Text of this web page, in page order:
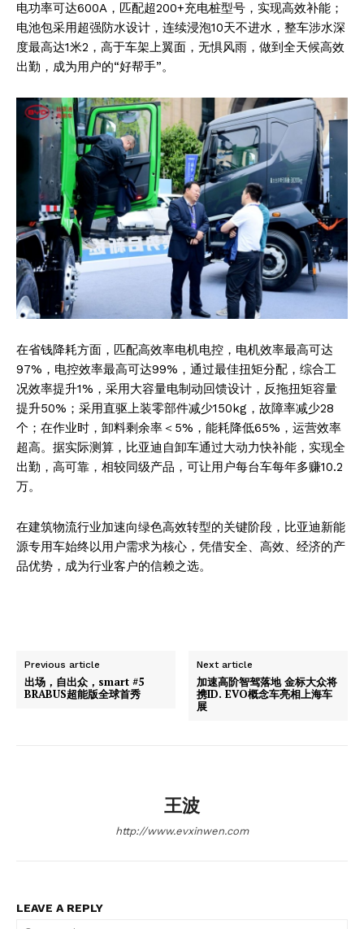
News Week
Magazine PRO
电功率可达600A，匹配超200+充电桩型号，实现高效补能；
电池包采用超强防水设计，连续浸泡10天不进水，整车涉水深
度最高达1米2，高于车架上翼面，无惧风雨，做到全天候高效
出勤，成为用户的“好帮手”。
在省钱降耗方面，匹配高效率电机电控，电机效率最高可达
97%，电控效率最高可达99%，通过最佳扭矩分配，综合工
况效率提升1%，采用大容量电制动回馈设计，反拖扭矩容量
提升50%；采用直驱上装零部件减少150kg，故障率减少28
个；在作业时，卸料剩余率＜5%，能耗降低65%，运营效率
超高。据实际测算，比亚迪自卸车通过大动力快补能，实现全
出勤，高可靠，相较同级产品，可让用户每台车每年多赚10.2
万。
在建筑物流行业加速向绿色高效转型的关键阶段，比亚迪新能
源专用车始终以用户需求为核心，凭借安全、高效、经济的产
品优势，成为行业客户的信赖之选。
Previous article
出场，自出众，smart #5
BRABUS超能版全球首秀
Next article
加速高阶智驾落地 金标大众将
携ID. EVO概念车亮相上海车
展
王波
http://www.evxinwen.com
LEAVE A REPLY